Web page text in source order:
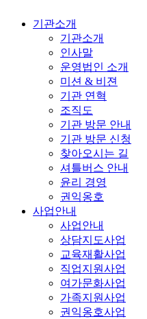
기관소개
기관소개
인사말
운영법인 소개
미션 & 비젼
기관 연혁
조직도
기관 방문 안내
기관 방문 신청
찾아오시는 길
셔틀버스 안내
윤리 경영
권익옹호
사업안내
사업안내
상담지도사업
교육재활사업
직업지원사업
여가문화사업
가족지원사업
권익옹호사업